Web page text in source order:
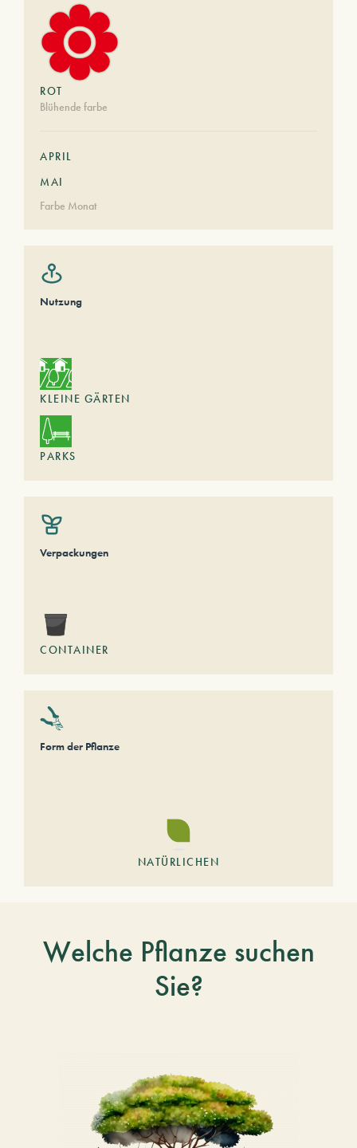
ROT
Blühende farbe
APRIL
MAI
Farbe Monat
Nutzung
KLEINE GÄRTEN
PARKS
Verpackungen
CONTAINER
Form der Pflanze
NATÜRLICHEN
Welche Pflanze suchen
Sie?